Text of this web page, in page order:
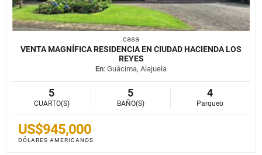
casa
VENTA MAGNÍFICA RESIDENCIA EN CIUDAD HACIENDA LOS
REYES
En: Guácima, Alajuela
5
CUARTO(S)
5
BAÑO(S)
4
Parqueo
US$945,000
DÓLARES AMERICANOS